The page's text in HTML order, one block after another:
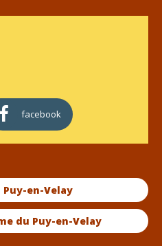
facebook
Puy-en-Velay
du Puy-en-Velay